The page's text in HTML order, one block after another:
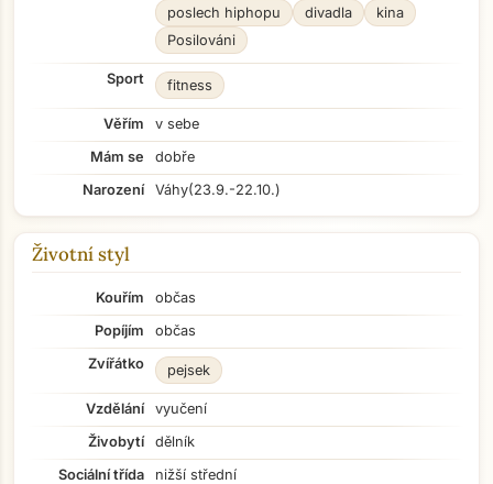
poslech hiphopu
divadla
kina
Posilováni
Sport fitness
Věřím
v sebe
Mám se
dobře
Narození
Váhy(23.9.-22.10.)
Životní styl
Kouřím
občas
Popíjím
občas
Zvířátko
pejsek
Vzdělání
vyučení
Živobytí
dělník
Sociální třída
nižší střední